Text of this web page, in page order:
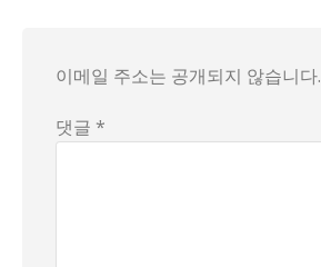
이메일 주소는 공개되지 않습니다.
댓글 *